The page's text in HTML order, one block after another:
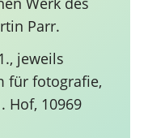
Parr.
jeweils
für fotografie,
Hof, 10969